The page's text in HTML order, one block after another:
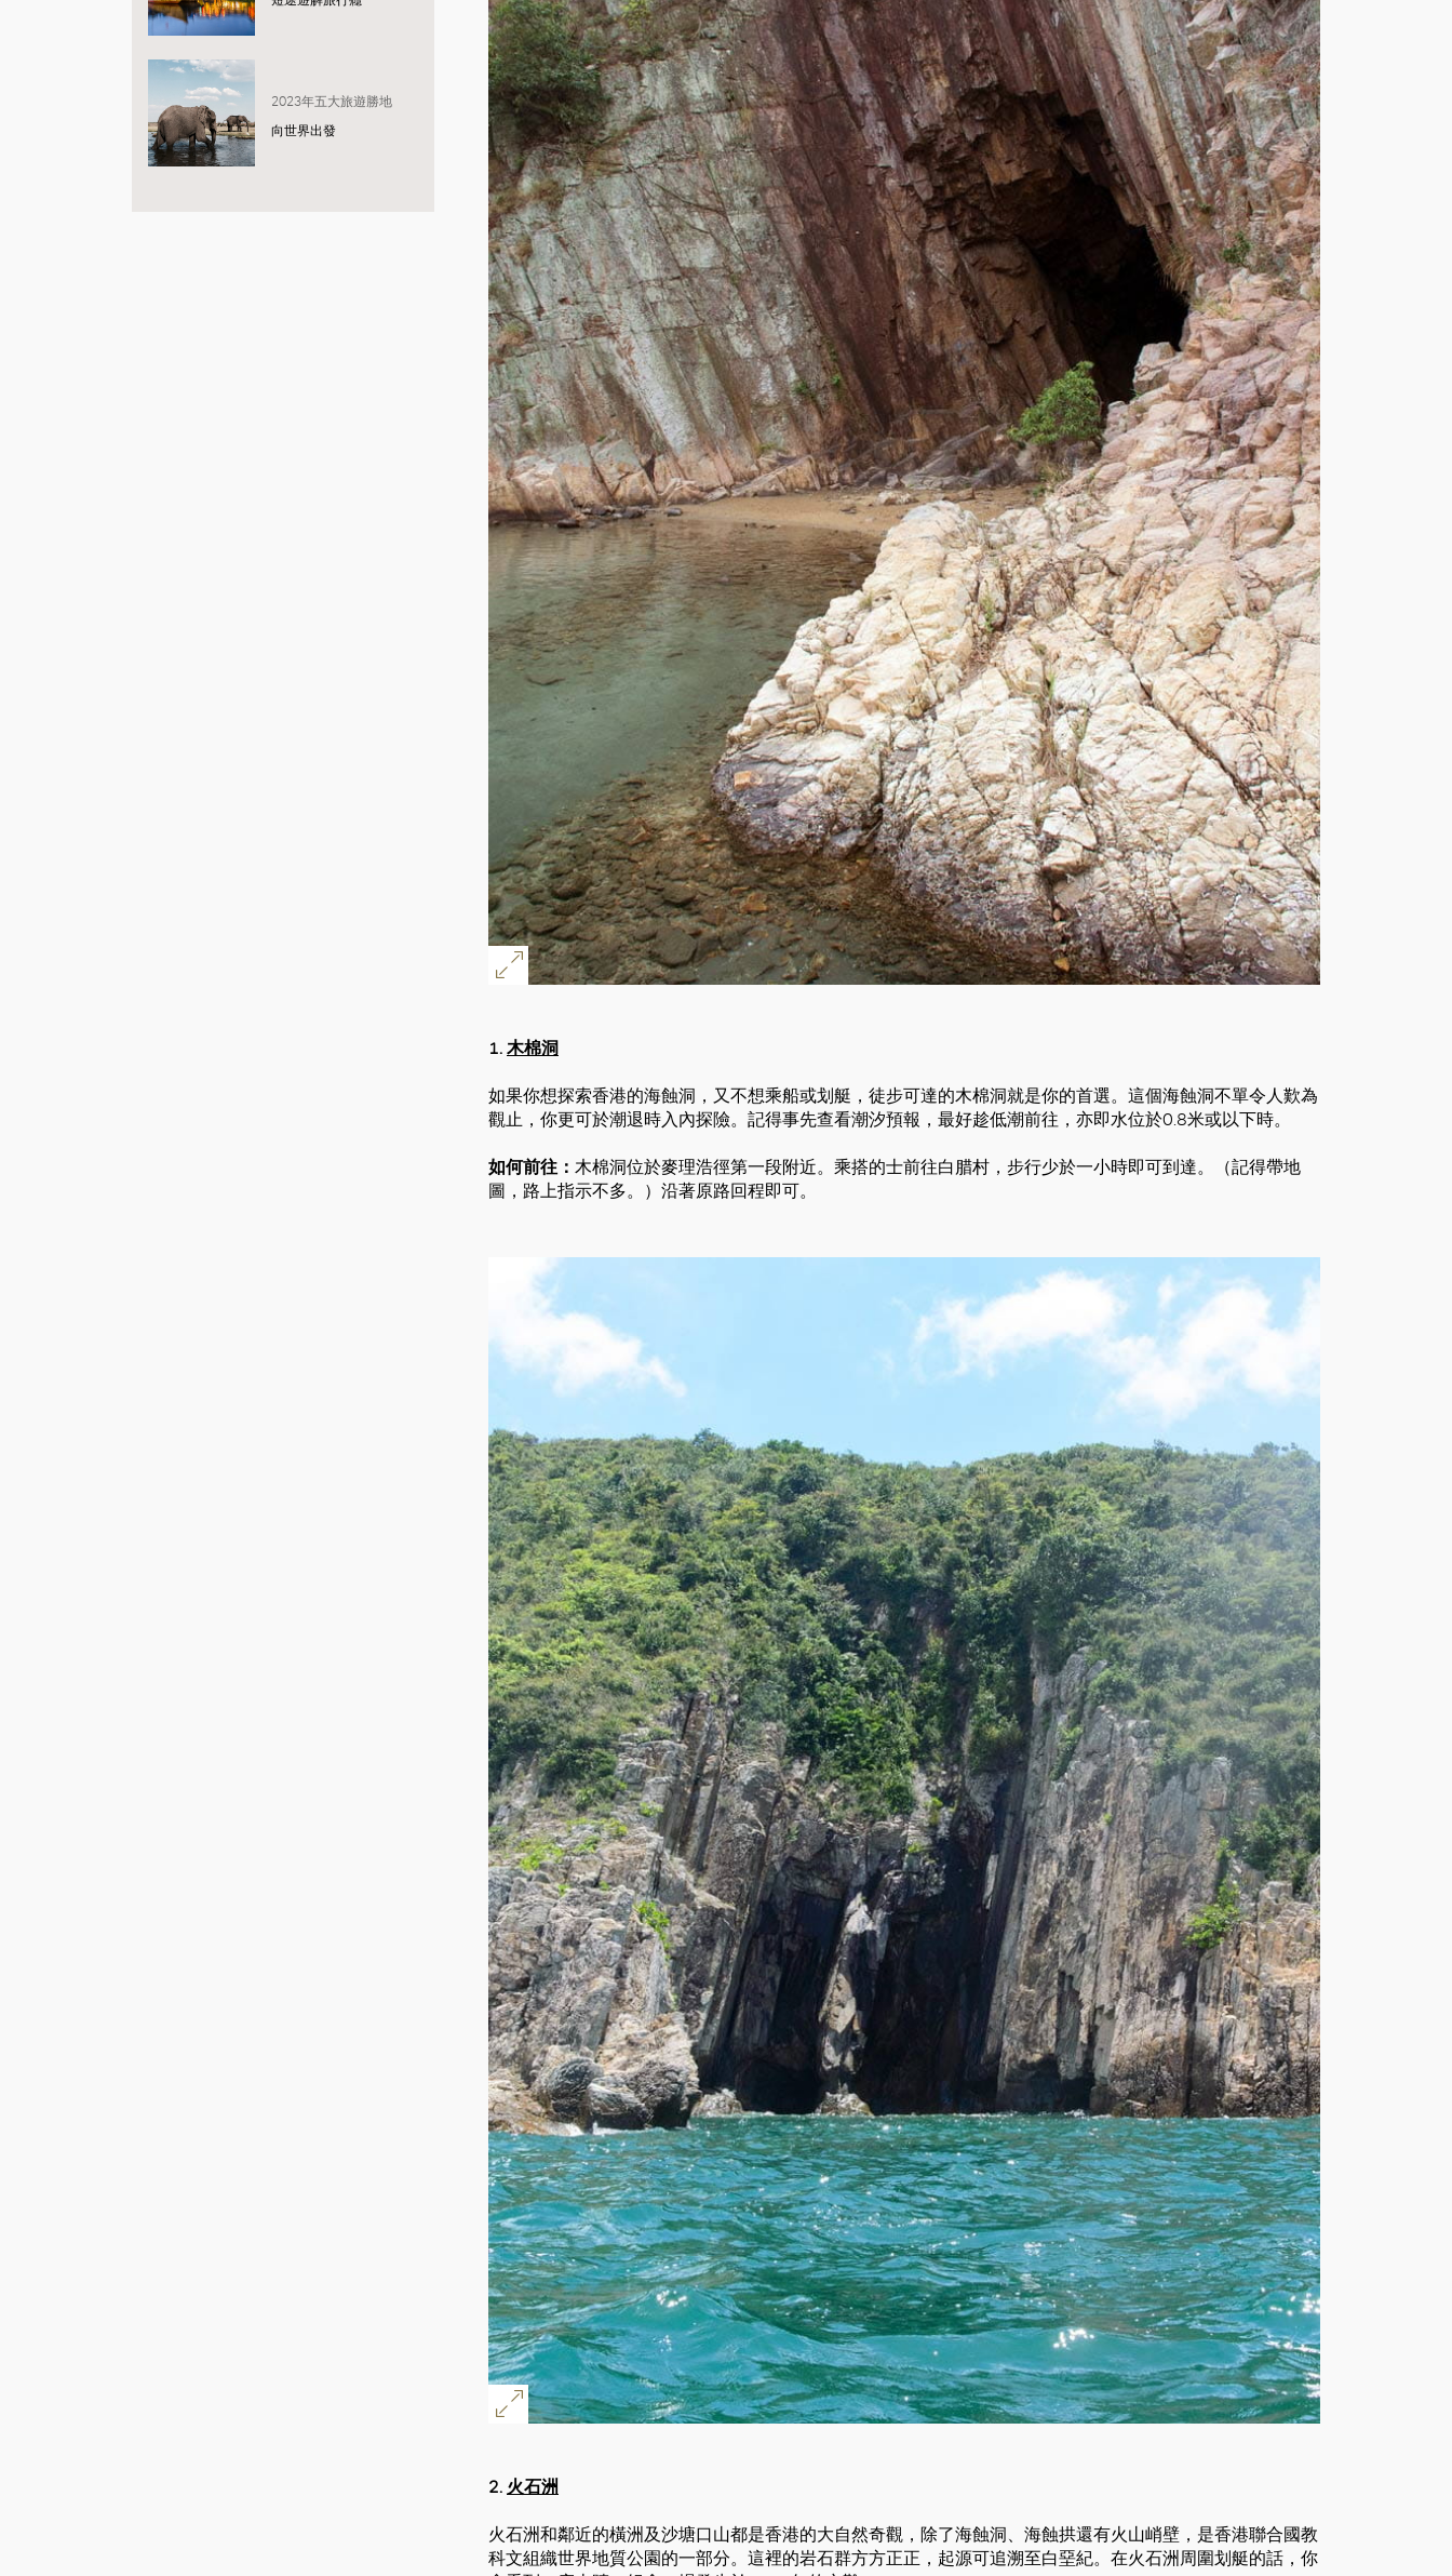
2023年五大旅遊勝地
向世界出發
1. 木棉洞
如果你想探索香港的海蝕洞，又不想乘船或划艇，徒步可達的木棉洞就是你的首選。這個海蝕洞不單令人歎為
觀止，你更可於潮退時入內探險。記得事先查看潮汐預報，最好趁低潮前往，亦即水位於0.8米或以下時。
如何前往： 木棉洞位於麥理浩徑第一段附近。乘搭的士前往白腊村，步行少於一小時即可到達。（記得帶地
圖，路上指示不多。）沿著原路回程即可。
2. 火石洲
火石洲和鄰近的橫洲及沙塘口山都是香港的大自然奇觀，除了海蝕洞、海蝕拱還有火山峭壁，是香港聯合國教
科文組織世界地質公園的一部分。這裡的岩石群方方正正，起源可追溯至白堊紀。在火石洲周圍划艇的話，你